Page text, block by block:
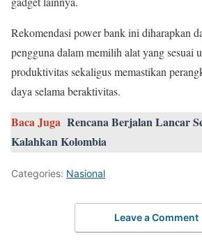
Rekomendasi power bank ini diharapkan
pengguna dalam memilih alat yang sesuai
produktivitas sekaligus memastikan
daya selama beraktivitas.
Baca Juga Rencana Berjalan Lancar
Kalahkan Kolombia
Categories: Nasional
Leave a Comment